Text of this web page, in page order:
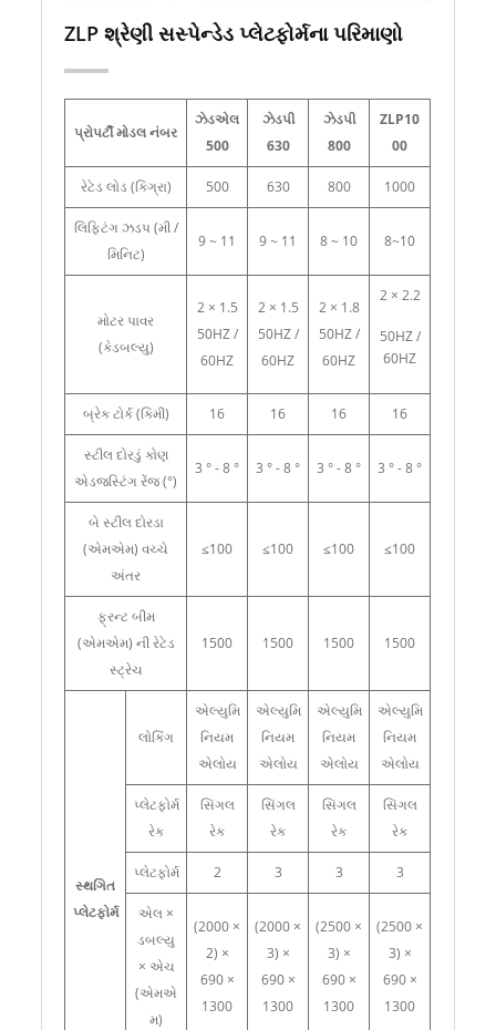
ZLP શ્રેણી સસ્પેન્ડેડ પ્લેટફોર્મના પરિમાણો
પ્રોપર્ટી મોડલ નંબર
ઝેડએલ
500
ઝેડપી
630
ઝેડપી
800
ZLP10
00
રેટેડ લોડ (કિગ્રા) 500 630 800 1000
લિફ્ટિંગ ઝડપ (મી /
મિનિટ)
9 ~ 11 9 ~ 11 8 ~ 10 8~10
મોટર પાવર
(કેડબલ્યુ)
2 × 1.5
50HZ /
60HZ
2 × 1.5
50HZ /
60HZ
2 × 1.8
50HZ /
60HZ
2 × 2.2
50HZ /
60HZ
બ્રેક ટોર્ક (કિમી) 16 16 16 16
સ્ટીલ દોરડું કોણ
એડજસ્ટિંગ રેંજ (°)
3 ° - 8 ° 3 ° - 8 ° 3 ° - 8 ° 3 ° - 8 °
બે સ્ટીલ દોરડા
(એમએમ) વચ્ચે
અંતર
≤100 ≤100 ≤100 ≤100
ફ્રન્ટ બીમ
(એમએમ) ની રેટેડ
સ્ટ્રેચ
1500 1500 1500 1500
સ્થગિત
પ્લેટફોર્મ
લોકિંગ
એલ્યુમિ
નિયમ
એલોય
એલ્યુમિ
નિયમ
એલોય
એલ્યુમિ
નિયમ
એલોય
એલ્યુમિ
નિયમ
એલોય
પ્લેટફોર્મ
રેક
સિંગલ
રેક
સિંગલ
રેક
સિંગલ
રેક
સિંગલ
રેક
પ્લેટફોર્મ 2 3 3 3
એલ ×
ડબલ્યુ
× એચ
(એમએ
મ)
(2000 ×
2) ×
690 ×
1300
(2000 ×
3) ×
690 ×
1300
(2500 ×
3) ×
690 ×
1300
(2500 ×
3) ×
690 ×
1300